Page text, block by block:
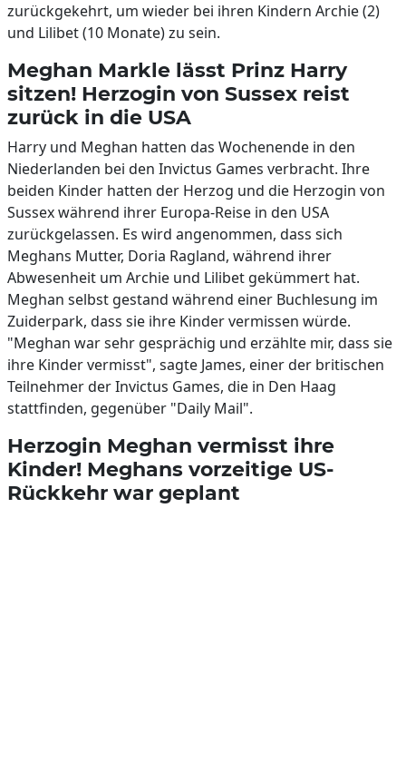
zurückgekehrt, um wieder bei ihren Kindern Archie (2)
und Lilibet (10 Monate) zu sein.
Meghan Markle lässt Prinz Harry
sitzen! Herzogin von Sussex reist
zurück in die USA
Harry und Meghan hatten das Wochenende in den
Niederlanden bei den Invictus Games verbracht. Ihre
beiden Kinder hatten der Herzog und die Herzogin von
Sussex während ihrer Europa-Reise in den USA
zurückgelassen. Es wird angenommen, dass sich
Meghans Mutter, Doria Ragland, während ihrer
Abwesenheit um Archie und Lilibet gekümmert hat.
Meghan selbst gestand während einer Buchlesung im
Zuiderpark, dass sie ihre Kinder vermissen würde.
"Meghan war sehr gesprächig und erzählte mir, dass sie
ihre Kinder vermisst", sagte James, einer der britischen
Teilnehmer der Invictus Games, die in Den Haag
stattfinden, gegenüber "Daily Mail".
Herzogin Meghan vermisst ihre
Kinder! Meghans vorzeitige US-
Rückkehr war geplant